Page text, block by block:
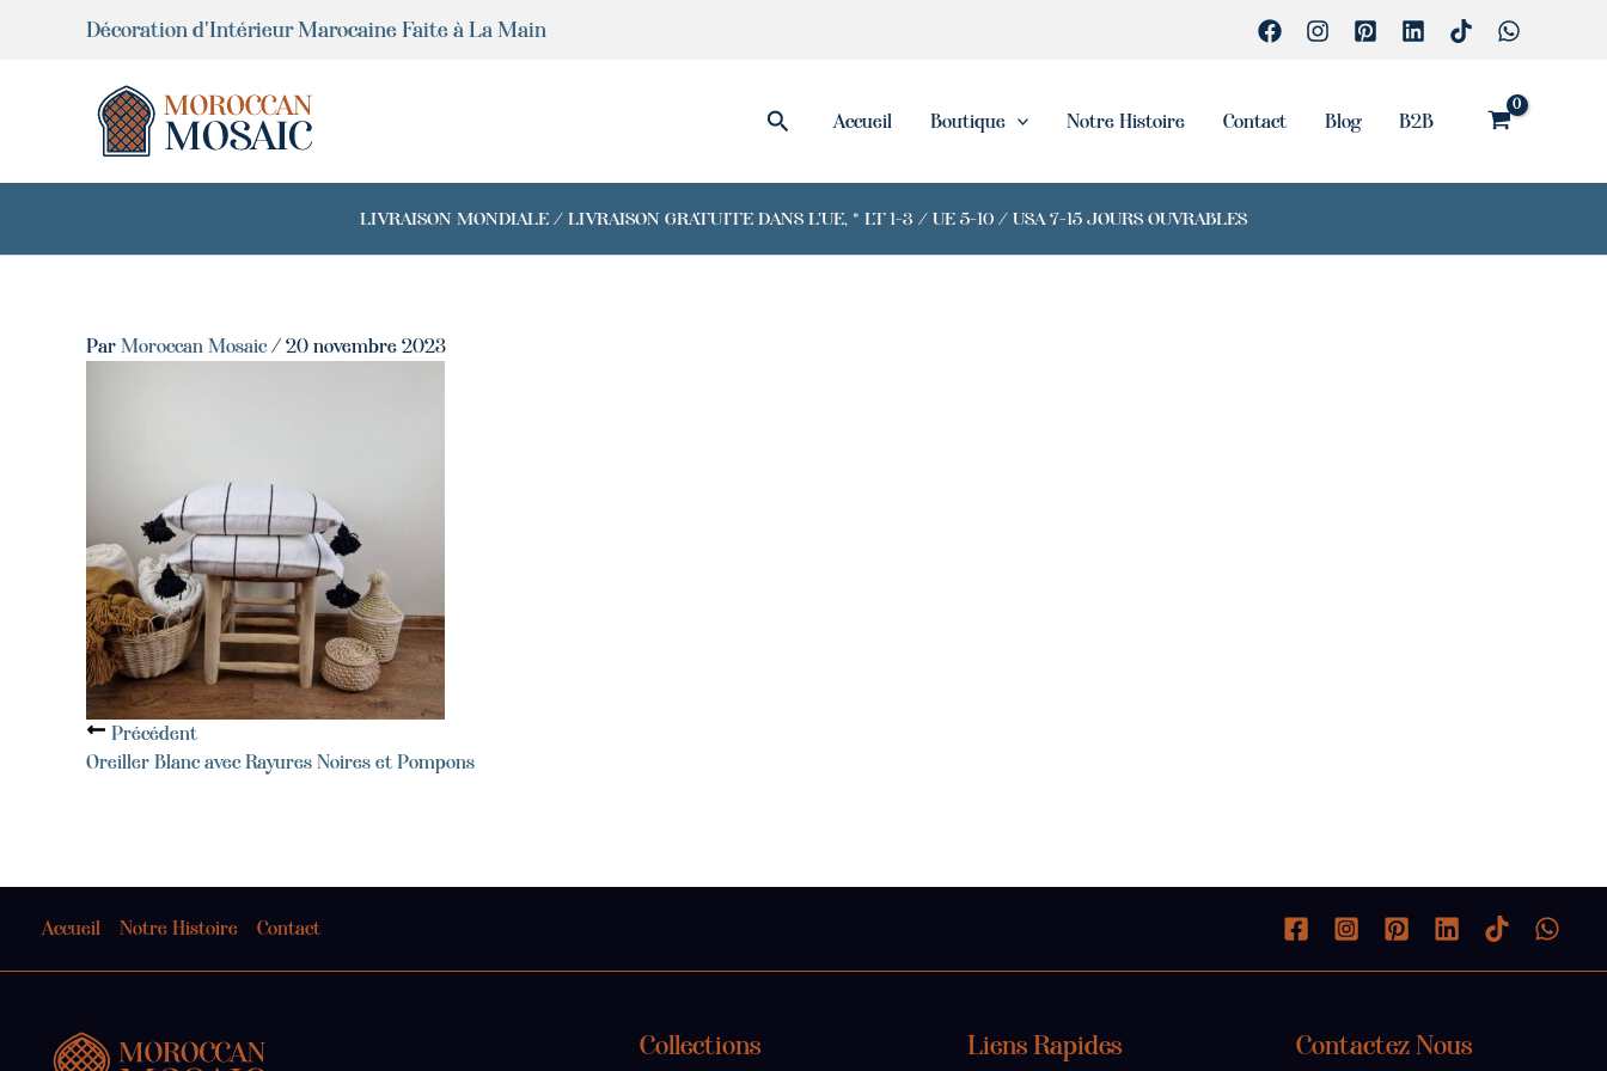
Décoration d'Intérieur Marocaine Faite à La Main
Rechercher
Accueil Boutique Notre Histoire Contact Blog B2B
LIVRAISON MONDIALE / LIVRAISON GRATUITE DANS L'UE, * LT 1-3 / UE 5-10 / USA 7-15 JOURS OUVRABLES
Par Moroccan Mosaic / 20 novembre 2023
Précédent
Oreiller Blanc avec Rayures Noires et Pompons
Accueil Notre Histoire Contact
Collections Liens Rapides Contactez Nous